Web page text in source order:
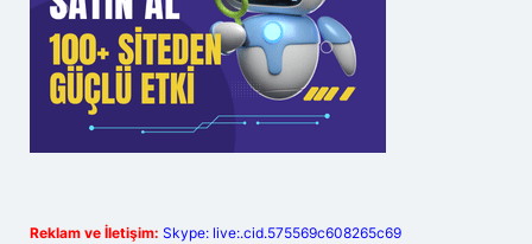
Reklam ve İletişim: Skype: live:.cid.575569c608265c69